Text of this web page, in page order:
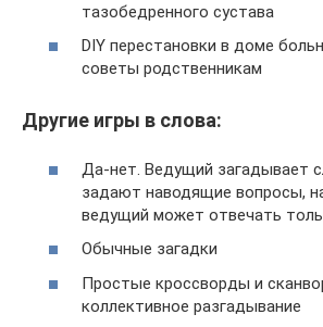
тазобедренного сустава
DIY перестановки в доме
советы родственникам
Другие игры в слова:
Да-нет. Ведущий загадывает
задают наводящие вопросы,
ведущий может отвечать
Обычные загадки
Простые кроссворды и
коллективное разгадывание